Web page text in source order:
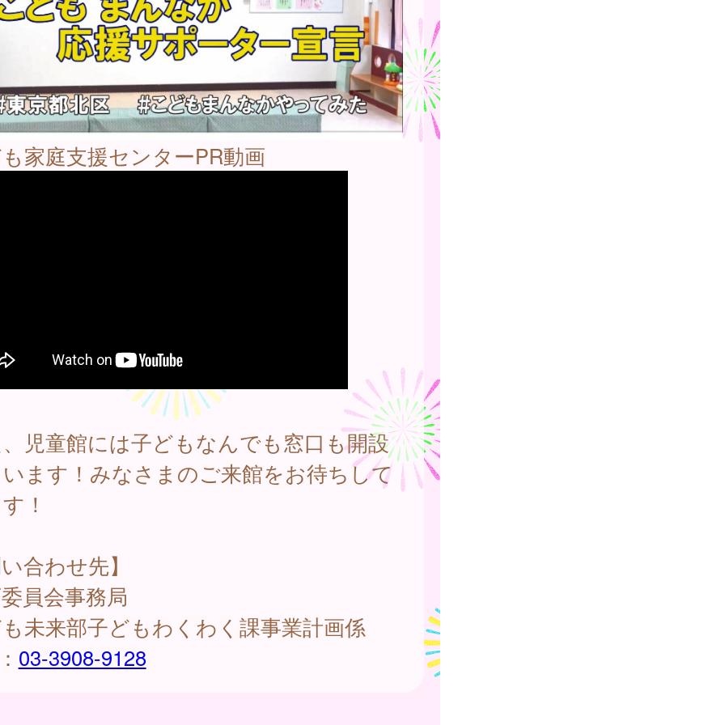
家庭支援センターPR動画
児童館には子どもなんでも窓口も開設
ます！みなさまのご来館をお待ちして
！
合わせ先】
員会事務局
未来部子どもわくわく課事業計画係
03-3908-9128